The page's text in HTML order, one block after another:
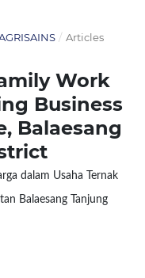
/ Articles
Work
Business
Balaesang
dalam Usaha Ternak
Balaesang Tanjung